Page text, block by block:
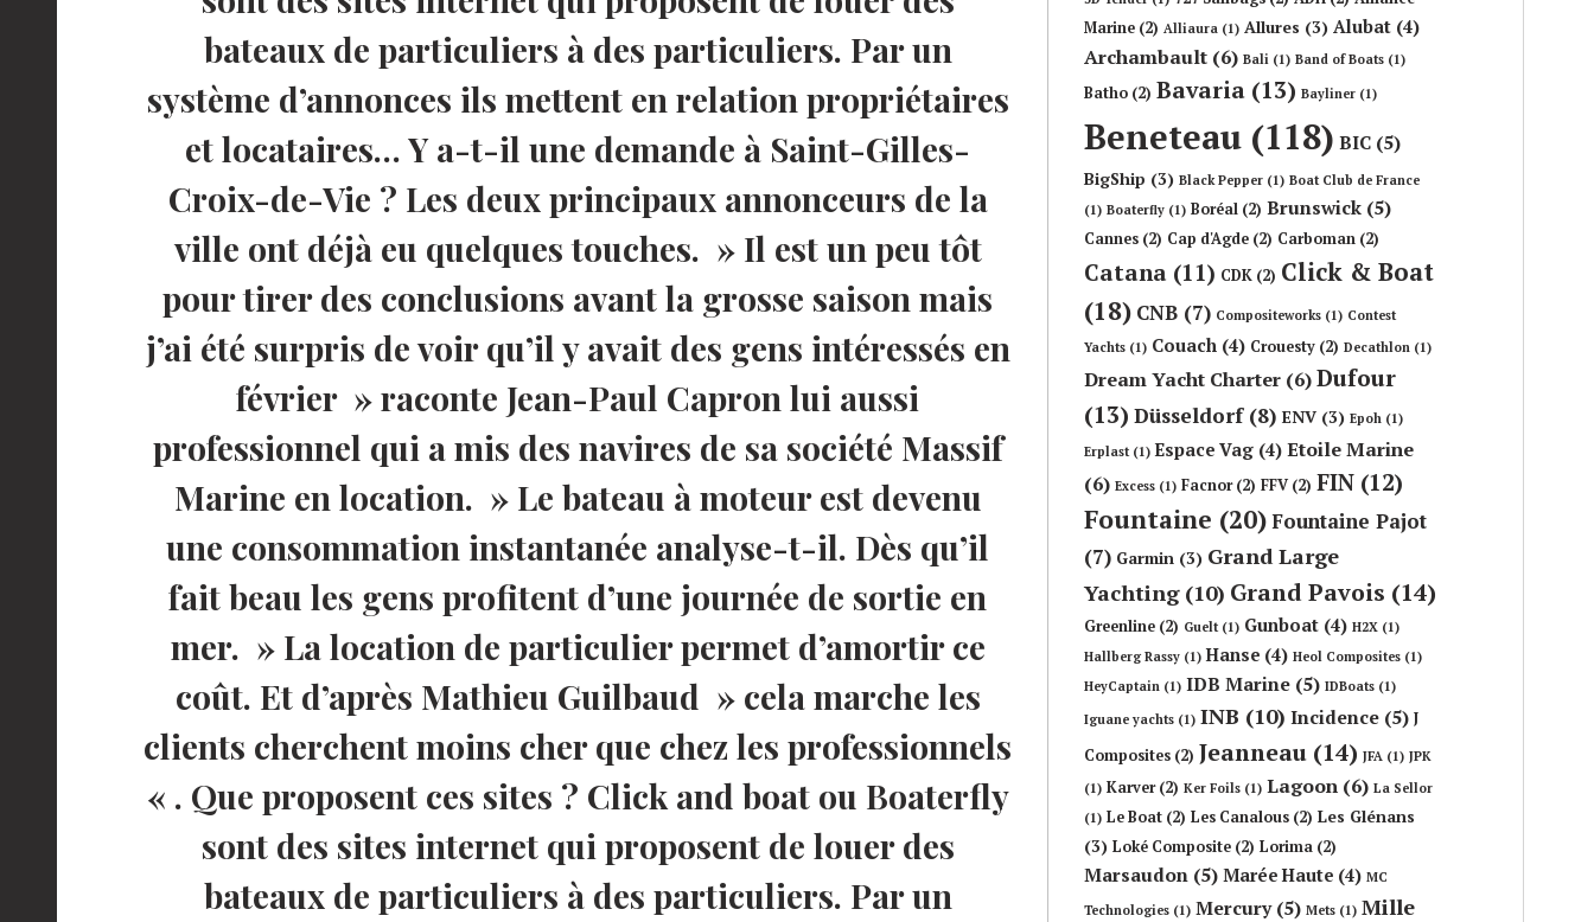
bateaux de particuliers à des particuliers. Par un
système d’annonces ils mettent en relation propriétaires
et locataires… Y a-t-il une demande à Saint-Gilles-
Croix-de-Vie ? Les deux principaux annonceurs de la
ville ont déjà eu quelques touches. » Il est un peu tôt
pour tirer des conclusions avant la grosse saison mais
j’ai été surpris de voir qu’il y avait des gens intéressés en
février » raconte Jean-Paul Capron lui aussi
professionnel qui a mis des navires de sa société Massif
Marine en location. » Le bateau à moteur est devenu
une consommation instantanée analyse-t-il. Dès qu’il
fait beau les gens profitent d’une journée de sortie en
mer. » La location de particulier permet d’amortir ce
coût. Et d’après Mathieu Guilbaud » cela marche les
clients cherchent moins cher que chez les professionnels
« . Que proposent ces sites ? Click and boat ou Boaterfly
sont des sites internet qui proposent de louer des
bateaux de particuliers à des particuliers. Par un
Marine (2) Alliaura (1) Allures (3) Alubat (4)
Archambault (6) Bali (1) Band of Boats (1)
Batho (2) Bavaria (13) Bayliner (1)
Beneteau (118) BIC (5)
BigShip (3) Black Pepper (1) Boat Club de France
(1) Boaterfly (1) Boréal (2) Brunswick (5)
Cannes (2) Cap d'Agde (2) Carboman (2)
Catana (11) CDK (2) Click & Boat
(18) CNB (7) Compositeworks (1) Contest
Yachts (1) Couach (4) Crouesty (2) Decathlon (1)
Dream Yacht Charter (6) Dufour
(13) Düsseldorf(8) ENV (3) Epoh (1)
Erplast(1) Espace Vag (4) Etoile Marine
(6) Excess (1) Facnor(2) FFV (2) FIN (12)
Fountaine (20)Fountaine Pajot
(7) Garmin (3) Grand Large
Yachting(10) Grand Pavois (14)
Greenline (2) Guelt(1) Gunboat (4) H2X (1)
Hallberg Rassy (1) Hanse (4) Heol Composites (1)
HeyCaptain (1) IDB Marine (5) IDBoats (1)
Iguane yachts (1) INB (10) Incidence (5) J
Composites (2) Jeanneau (14) JFA (1) JPK
(1) Karver(2) Ker Foils (1) Lagoon (6) La Sellor
(1) Le Boat (2) Les Canalous (2) Les Glénans
(3) Loké Composite (2) Lorima (2)
Marsaudon (5) Marée Haute (4) MC
Technologies (1) Mercury(5) Mets (1) Mille